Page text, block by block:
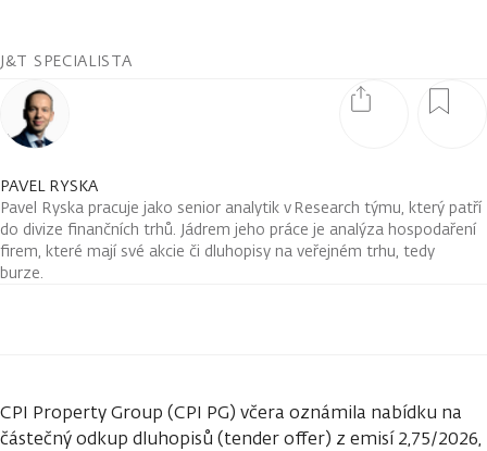
J&T SPECIALISTA
PAVEL RYSKA
Pavel Ryska pracuje jako senior analytik v Research týmu, který patří
do divize finančních trhů. Jádrem jeho práce je analýza hospodaření
firem, které mají své akcie či dluhopisy na veřejném trhu, tedy
burze.
CPI Property Group (CPI PG) včera oznámila nabídku na
částečný odkup dluhopisů (tender offer) z emisí 2,75/2026,